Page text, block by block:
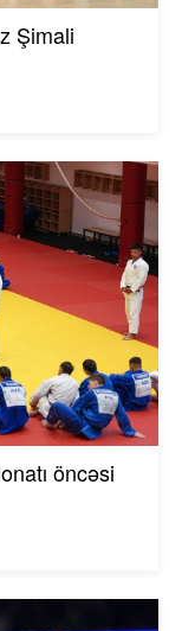
Şimali
öncəsi